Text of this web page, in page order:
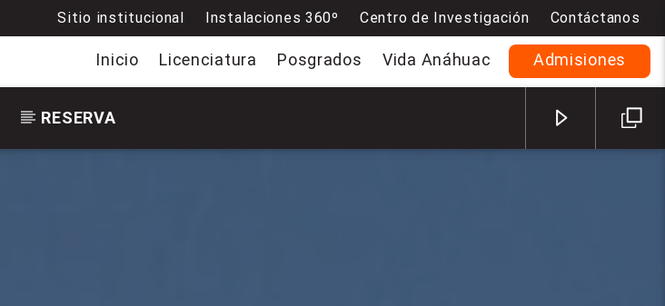
Contáctanos
Centro de Investigación
Instalaciones 360º
Sitio institucional
Inicio Licenciatura Posgrados Vida Anáhuac Admisiones
RESERVA